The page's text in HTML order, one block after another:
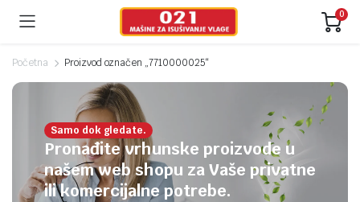
0
Početna Proizvod označen „7710000025“
Samo dok gledate.
Pronađite vrhunske proizvode u
našem web shopu za Vaše privatne
ili komercijalne potrebe.